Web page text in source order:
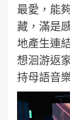
最愛，能
藏，滿是
地產生連
想洄游返
持母語音